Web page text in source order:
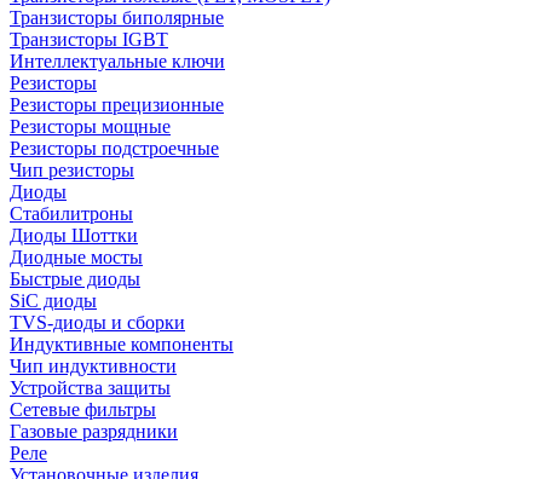
Транзисторы биполярные
Транзисторы IGBT
Интеллектуальные ключи
Резисторы
Резисторы прецизионные
Резисторы мощные
Резисторы подстроечные
Чип резисторы
Диоды
Стабилитроны
Диоды Шоттки
Диодные мосты
Быстрые диоды
SiC диоды
TVS-диоды и сборки
Индуктивные компоненты
Чип индуктивности
Устройства защиты
Сетевые фильтры
Газовые разрядники
Реле
Установочные изделия